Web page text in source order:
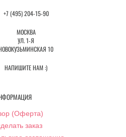
+7 (495) 204-15-90
МОСКВА
УЛ. 1-Я
10
НАПИШИТЕ НАМ :)
(Оферта)
заказ